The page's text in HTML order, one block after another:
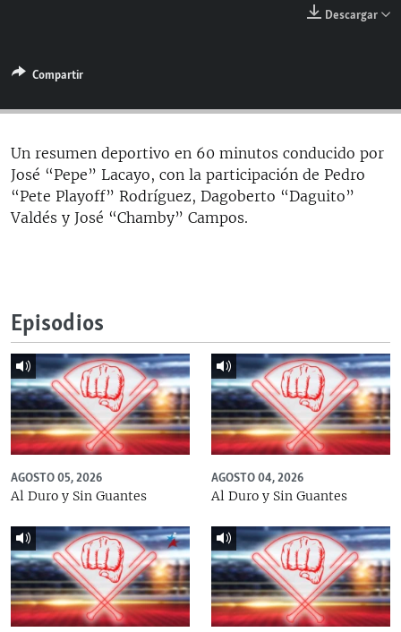
ESPECIALES
LA REALIDAD DE LA VIVIENDA EN CUBA
SER VIEJO EN CUBA
KENTU-CUBANO
LOS SANTOS DE HIALEAH
MULTIMEDIA
EDITORIALES
SÍGUENOS
Descargar
Compartir
Un resumen deportivo en 60 minutos conducido por
José “Pepe” Lacayo, con la participación de Pedro
“Pete Playoff” Rodríguez, Dagoberto “Daguito”
Valdés y José “Chamby” Campos.
Episodios
AGOSTO 05, 2026
Al Duro y Sin Guantes
AGOSTO 04, 2026
Al Duro y Sin Guantes